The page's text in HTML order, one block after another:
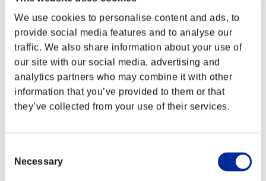
We use cookies to personalise content and ads, to
provide social media features and to analyse our
traffic. We also share information about your use of
our site with our social media, advertising and
analytics partners who may combine it with other
information that you’ve provided to them or that
they’ve collected from your use of their services.
Selection
Necessary
スコア: -